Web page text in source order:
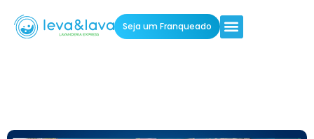
Seja um Franqueado